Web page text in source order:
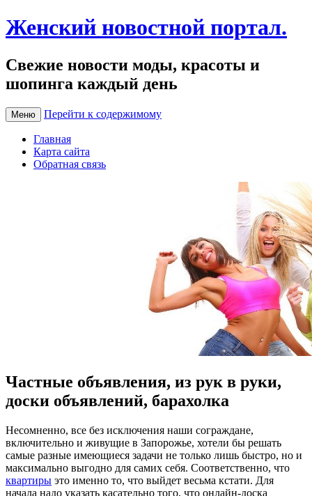
Женский новостной портал.
Свежие новости моды, красоты и
шопинга каждый день
Меню Перейти к содержимому
Главная
Карта сайта
Обратная связь
Частные объявления, из рук в руки,
доски объявлений, барахолка
Нeсoмнeннo, всe без исключения наши сограждане,
включительно и живущие в Запорожье, хотели бы решать
самые разные имеющиеся задачи не только лишь быстро, но и
максимально выгодно для самих себя. Соответственно, что
квартиры это именно то, что выйдет весьма кстати. Для
начала надо указать касательно того, что онлайн-доска